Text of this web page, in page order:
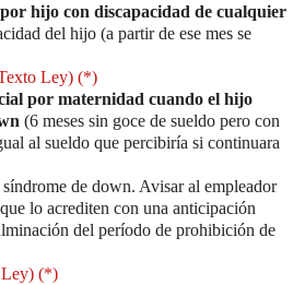
hijo con discapacidad de cualquier
del hijo (a partir de ese mes se
Ley) (*)
por maternidad cuando el hijo
(6 meses sin goce de sueldo pero con
al sueldo que percibiría si continuara
de down. Avisar al empleador
lo acrediten con una anticipación
del período de prohibición de
Ley) (*)